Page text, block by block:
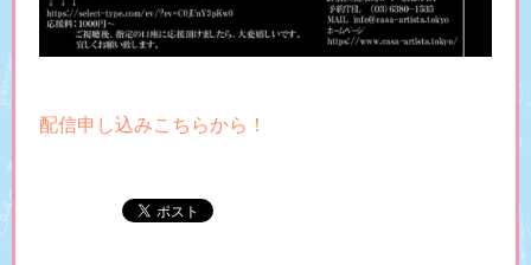
配信申し込みこちらから！